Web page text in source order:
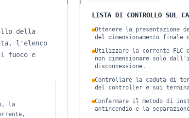
della
l'elenco
fuoco e
la
LISTA DI CONTROLLO SUL
Ottenere la presentazione
del dimensionamento finale
Utilizzare la corrente FLC
non dimensionare solo
disconnessione.
Controllare la caduta di
del controller e sui
Confermare il metodo di
antincendio e la